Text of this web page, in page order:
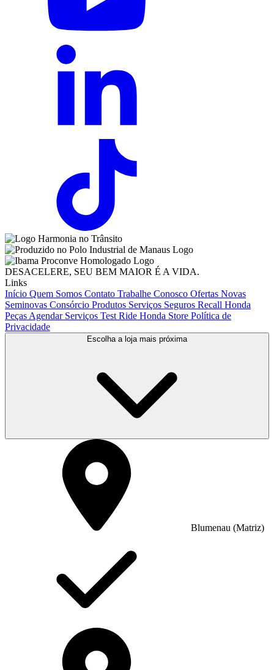
DESACELERE, SEU BEM MAIOR É A VIDA.
Links
Início Quem Somos Contato Trabalhe Conosco Ofertas Novas
Seminovas Consórcio Produtos Serviços Seguros Recall Honda
Peças Agendar Serviços Test Ride Honda Store Política de
Privacidade
Escolha a loja mais próxima
Blumenau (Matriz)